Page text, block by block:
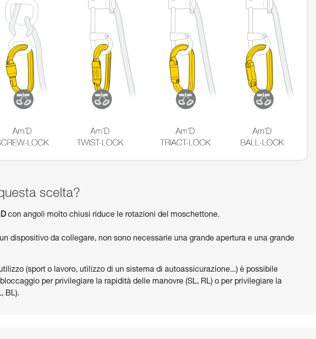
scelta?
con angoli molto chiusi riduce le rotazioni del moschettone.
dispositivo da collegare, non sono necessarie una grande apertura e una grande
(sport o lavoro, utilizzo di un sistema di autoassicurazione...) è possibile
per privilegiare la rapidità delle manovre (SL, RL) o per privilegiare la
BL).